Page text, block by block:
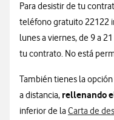
Para desistir de tu
teléfono gratuito 22122
lunes a viernes, de 9 a
tu contrato. No está
También tienes la
a distancia, rellenando
inferior de laCarta de